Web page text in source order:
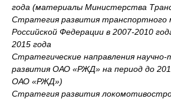
года (материалы Министерства
Стратегия развития транспортного
Российской Федерации в 2007-2010
2015 года
Стратегические направления научно-
развития ОАО «РЖД» на период до
ОАО «РЖД»)
Стратегия развития